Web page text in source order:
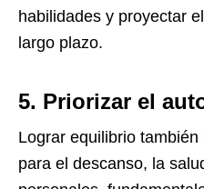
habilidades y proyectar
largo plazo.
5. Priorizar el
Lograr equilibrio
para el descanso, la